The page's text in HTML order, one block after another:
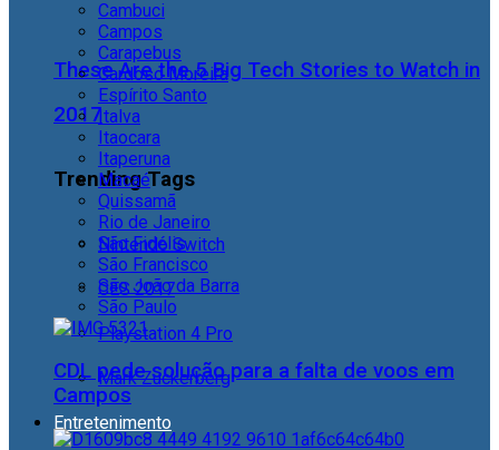
These Are the 5 Big Tech Stories to Watch in
2017
Trending Tags
Nintendo Switch
CES 2017
Playstation 4 Pro
Mark Zuckerberg
Entretenimento
Cambuci
Campos
Carapebus
Cardoso Moreira
Espírito Santo
Italva
Itaocara
Itaperuna
Macaé
Quissamã
Rio de Janeiro
São Fidélis
São Francisco
São João da Barra
São Paulo
CDL pede solução para a falta de voos em
Campos